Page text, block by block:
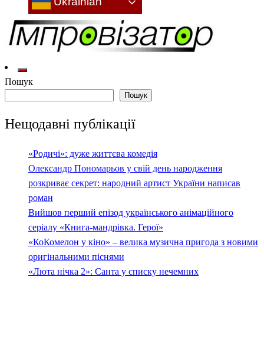
Імпровізатор
Культура: новини, враження, інтерв'ю
Пошук
Пошук
Нещодавні публікації
«Родичі»: дуже життєва комедія
Олександр Пономарьов у свій день народження
розкриває секрет: народний артист України написав
роман
Вийшов перший епізод українського анімаційного
серіалу «Книга-мандрівка. Герої»
«КоКомелон у кіно» – велика музична пригода з новими
оригінальними піснями
«Люта нічка 2»: Санта у списку нечемних